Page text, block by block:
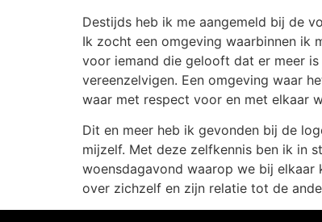
Destijds heb ik me aangemeld bij de
Ik zocht een omgeving waarbinnen ik
voor iemand die gelooft dat er meer
vereenzelvigen. Een omgeving waar
waar met respect voor en met elkaar
Dit en meer heb ik gevonden bij de
mijzelf. Met deze zelfkennis ben ik in
woensdagavond waarop we bij elkaar
over zichzelf en zijn relatie tot de